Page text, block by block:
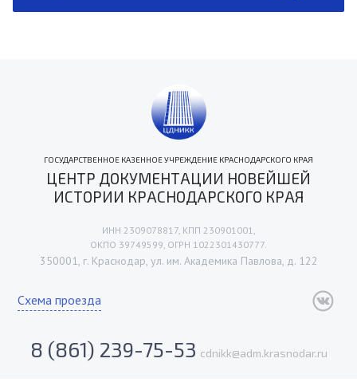
ГОСУДАРСТВЕННОЕ КАЗЕННОЕ УЧРЕЖДЕНИЕ КРАСНОДАРСКОГО КРАЯ
ЦЕНТР ДОКУМЕНТАЦИИ НОВЕЙШЕЙ
ИСТОРИИ КРАСНОДАРСКОГО КРАЯ
ИНН 2309078817, КПП 230901001,
ОКПО 39749599, ОГРН 1022301430777.
350001, г. Краснодар, ул. им. Академика Павлова, д. 122
Схема проезда
8 (861) 239-75-53 cdnikk@adm.krasnodar.ru